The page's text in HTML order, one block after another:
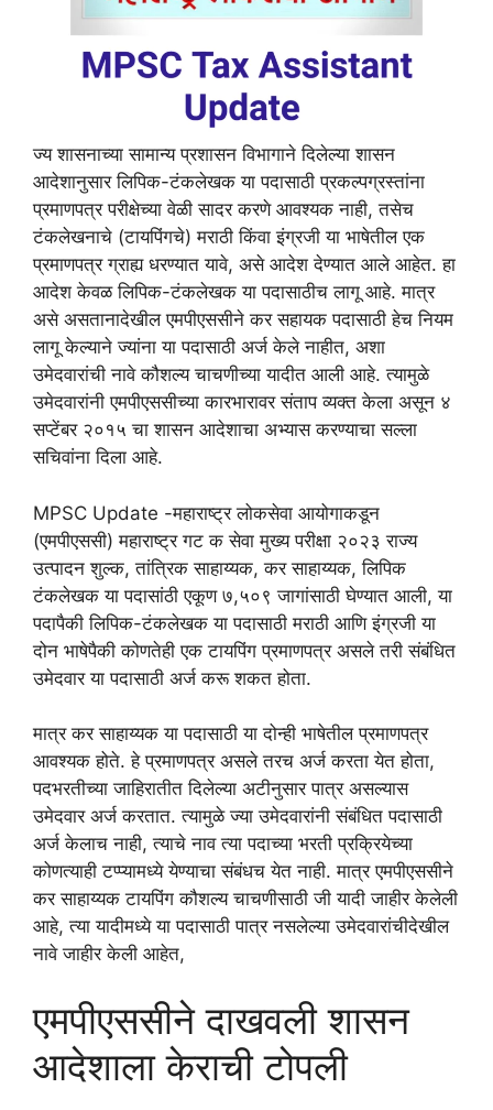
ज्य शासनाच्या सामान्य प्रशासन विभागाने दिलेल्या शासन
आदेशानुसार लिपिक-टंकलेखक या पदासाठी प्रकल्पग्रस्तांना
प्रमाणपत्र परीक्षेच्या वेळी सादर करणे आवश्यक नाही, तसेच
टंकलेखनाचे (टायपिंगचे) मराठी किंवा इंग्रजी या भाषेतील एक
प्रमाणपत्र ग्राह्य धरण्यात यावे, असे आदेश देण्यात आले आहेत. हा
आदेश केवळ लिपिक-टंकलेखक या पदासाठीच लागू आहे. मात्र
असे असतानादेखील एमपीएससीने कर सहायक पदासाठी हेच नियम
लागू केल्याने ज्यांना या पदासाठी अर्ज केले नाहीत, अशा
उमेदवारांची नावे कौशल्य चाचणीच्या यादीत आली आहे. त्यामुळे
उमेदवारांनी एमपीएससीच्या कारभारावर संताप व्यक्त केला असून ४
सप्टेंबर २०१५ चा शासन आदेशाचा अभ्यास करण्याचा सल्ला
सचिवांना दिला आहे.
MPSC Update -महाराष्ट्र लोकसेवा आयोगाकडून
(एमपीएससी) महाराष्ट्र गट क सेवा मुख्य परीक्षा २०२३ राज्य
उत्पादन शुल्क, तांत्रिक साहाय्यक, कर साहाय्यक, लिपिक
टंकलेखक या पदासांठी एकूण ७,५०९ जागांसाठी घेण्यात आली, या
पदापैकी लिपिक-टंकलेखक या पदासाठी मराठी आणि इंग्रजी या
दोन भाषेपैकी कोणतेही एक टायपिंग प्रमाणपत्र असले तरी संबंधित
उमेदवार या पदासाठी अर्ज करू शकत होता.
मात्र कर साहाय्यक या पदासाठी या दोन्ही भाषेतील प्रमाणपत्र
आवश्यक होते. हे प्रमाणपत्र असले तरच अर्ज करता येत होता,
पदभरतीच्या जाहिरातीत दिलेल्या अटीनुसार पात्र असल्यास
उमेदवार अर्ज करतात. त्यामुळे ज्या उमेदवारांनी संबंधित पदासाठी
अर्ज केलाच नाही, त्याचे नाव त्या पदाच्या भरती प्रक्रियेच्या
कोणत्याही टप्प्यामध्ये येण्याचा संबंधच येत नाही. मात्र एमपीएससीने
कर साहाय्यक टायपिंग कौशल्य चाचणीसाठी जी यादी जाहीर केलेली
आहे, त्या यादीमध्ये या पदासाठी पात्र नसलेल्या उमेदवारांचीदेखील
नावे जाहीर केली आहेत,
एमपीएससीने दाखवली शासन
आदेशाला केराची टोपली